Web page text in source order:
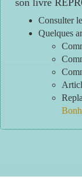
Consulter le
Quelques